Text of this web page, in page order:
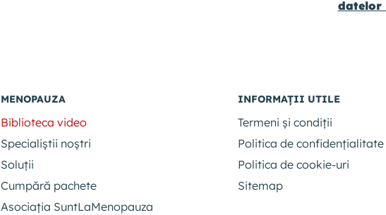
datelor
MENOPAUZA
Biblioteca video
Specialiștii noștri
Soluții
Cumpără pachete
Asociația SuntLaMenopauza
INFORMAȚII UTILE
Termeni și condiții
Politica de confidențialitate
Politica de cookie-uri
Sitemap